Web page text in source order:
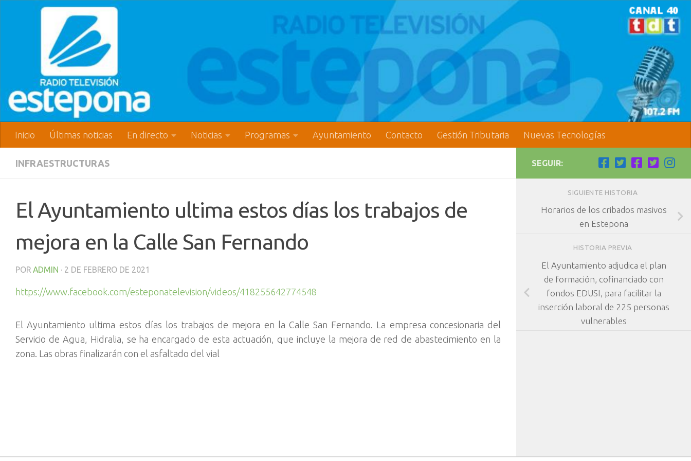
Inicio Últimas noticias En directo Noticias Programas Ayuntamiento Contacto Gestión Tributaria Nuevas Tecnologías
INFRAESTRUCTURAS
El Ayuntamiento ultima estos días los trabajos de
mejora en la Calle San Fernando
POR ADMIN · 2 DE FEBRERO DE 2021
https://www.facebook.com/esteponatelevision/videos/418255642774548
El Ayuntamiento ultima estos días los trabajos de mejora en la Calle San Fernando. La empresa concesionaria del
Servicio de Agua, Hidralia, se ha encargado de esta actuación, que incluye la mejora de red de abastecimiento en la
zona. Las obras finalizarán con el asfaltado del vial
SEGUIR:
SIGUIENTE HISTORIA
Horarios de los cribados masivos
en Estepona
HISTORIA PREVIA
El Ayuntamiento adjudica el plan
de formación, cofinanciado con
fondos EDUSI, para facilitar la
inserción laboral de 225 personas
vulnerables